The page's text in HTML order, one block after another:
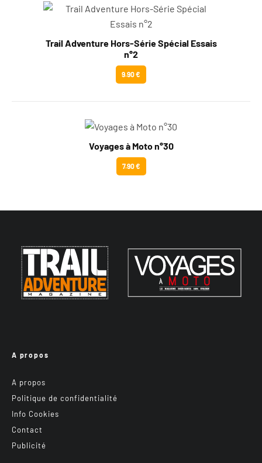
Trail Adventure Hors-Série Spécial Essais
n°2
9.90 €
Voyages à Moto n°30
7.90 €
A propos
A propos
Politique de confidentialité
Info Cookies
Contact
Publicité